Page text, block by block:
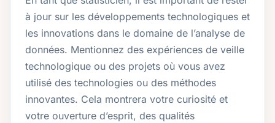
à jour sur les développements technologiques et
les innovations dans le domaine de l’analyse de
données. Mentionnez des expériences de veille
technologique ou des projets où vous avez
utilisé des technologies ou des méthodes
innovantes. Cela montrera votre curiosité et
votre ouverture d’esprit, des qualités